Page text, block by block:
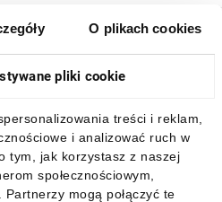
O plikach cookies
pliki cookie
treści i reklam,
i analizować ruch w
tym, jak korzystasz z naszej
społecznościowym,
mogą połączyć te